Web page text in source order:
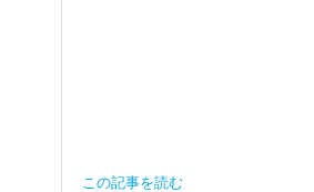
この記事を読む